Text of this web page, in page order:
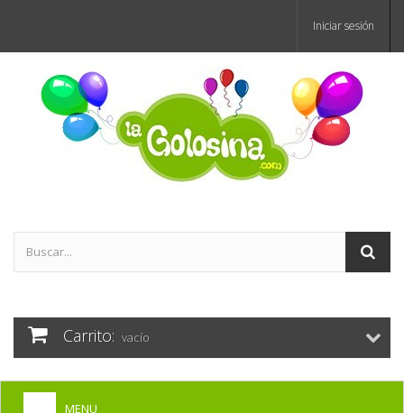
Iniciar sesión
Carrito: vacío
MENU